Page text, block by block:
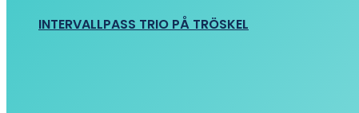
INTERVALLPASS TRIO PÅ TRÖSKEL